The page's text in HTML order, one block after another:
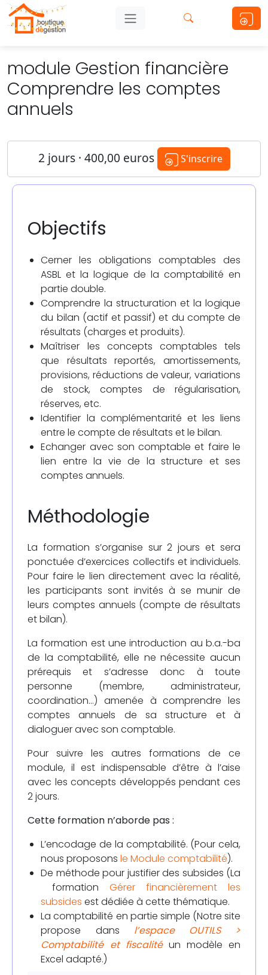
module Gestion financière
Comprendre les comptes
annuels
2 jours · 400,00 euros S'inscrire
Objectifs
Cerner les obligations comptables des
ASBL et la logique de la comptabilité en
partie double.
Comprendre la structuration et la logique
du bilan (actif et passif) et du compte de
résultats (charges et produits).
Maîtriser les concepts comptables tels
que résultats reportés, amortissements,
provisions, réductions de valeur, variations
de stock, comptes de régularisation,
réserves, etc.
Identifier la complémentarité et les liens
entre le compte de résultats et le bilan.
Echanger avec son comptable et faire le
lien entre la vie de la structure et ses
comptes annuels.
Méthodologie
La formation s’organise sur 2 jours et sera
ponctuée d’exercices collectifs et individuels.
Pour faire le lien directement avec la réalité,
les participants sont invités à se munir de
leurs comptes annuels (compte de résultats
et bilan).
La formation est une introduction au b.a.-ba
de la comptabilité, elle ne nécessite aucun
prérequis et s’adresse donc à toute
personne (membre, administrateur,
coordination…) amenée à comprendre les
comptes annuels de sa structure et à
dialoguer avec son comptable.
Pour suivre les autres formations de ce
module, il est indispensable d’être à l’aise
avec les concepts développés pendant ces
2 jours.
Cette formation n’aborde pas :
L’encodage de la comptabilité. (Pour cela,
nous proposonsle Module comptabilité).
De méthode pour justifier des subsides (La
formation Gérer financièrement les
subsides est dédiée à cette thématique.
La comptabilité en partie simple (Notre site
propose dans l’espace OUTILS >
Comptabilité et fiscalité un modèle en
Excel adapté.)